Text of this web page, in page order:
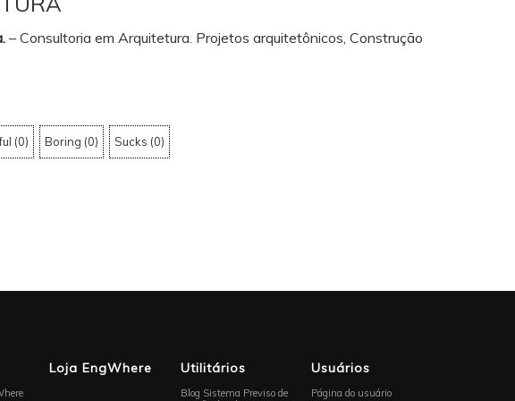
– Consultoria em Arquitetura. Projetos arquitetônicos, Construção
(0) Boring (0) Sucks (0)
Loja EngWhere Utilitários
Blog Sistema Previso de
Usuários
Página do usuário